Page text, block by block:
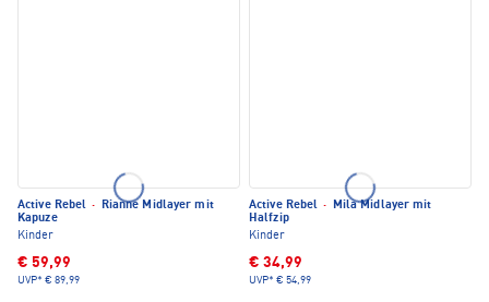
Active Rebel ·
Rianne Midlayer mit
Kapuze
Kinder
€ 59,99
UVP* € 89,99
Active Rebel ·
Mila Midlayer mit
Halfzip
Kinder
€ 34,99
UVP* € 54,99